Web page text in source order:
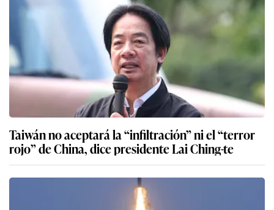
Taiwán no aceptará la “infiltración” ni el “terror
rojo” de China, dice presidente Lai Ching-te